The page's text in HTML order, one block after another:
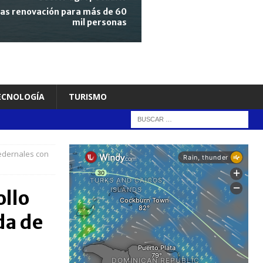
renovación para más de 60
mil personas
TURISMO
con
de